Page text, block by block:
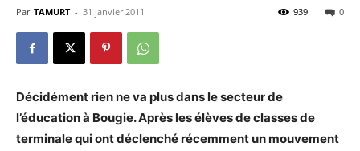
Par TAMURT - 31 janvier 2011 0
939
Décidément rien ne va plus dans le secteur de
l’éducation à Bougie. Après les élèves de classes de
terminale qui ont déclenché récemment un mouvement